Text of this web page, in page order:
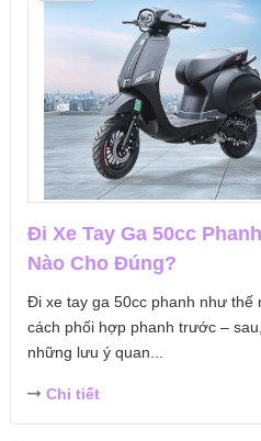
Đi Xe Tay Ga 50cc
Nào Cho Đúng?
Đi xe tay ga 50cc phanh như thế
cách phối hợp phanh trước –
những lưu ý quan...
Chi tiết